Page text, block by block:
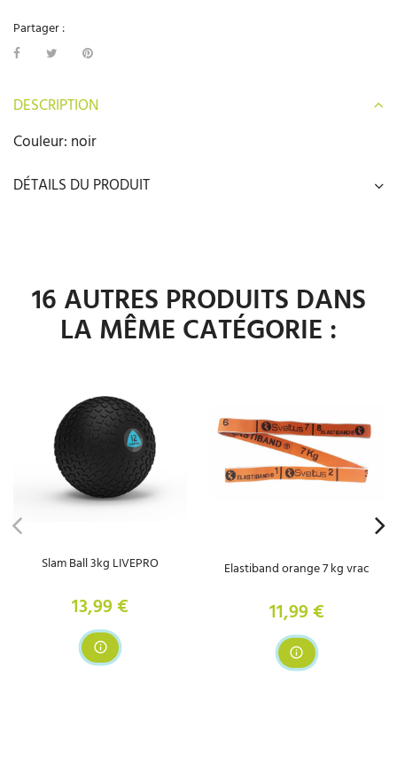
Partager :
DESCRIPTION
Couleur: noir
DÉTAILS DU PRODUIT
16 AUTRES PRODUITS DANS
LA MÊME CATÉGORIE :
Slam Ball 3kg LIVEPRO
Prix
13,99 €
Elastiband orange 7 kg vrac
Prix
11,99 €